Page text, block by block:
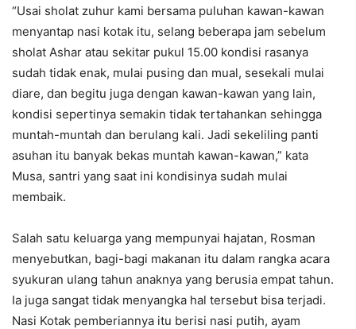
“Usai sholat zuhur kami bersama puluhan kawan-kawan
menyantap nasi kotak itu, selang beberapa jam sebelum
sholat Ashar atau sekitar pukul 15.00 kondisi rasanya
sudah tidak enak, mulai pusing dan mual, sesekali mulai
diare, dan begitu juga dengan kawan-kawan yang lain,
kondisi sepertinya semakin tidak tertahankan sehingga
muntah-muntah dan berulang kali. Jadi sekeliling panti
asuhan itu banyak bekas muntah kawan-kawan,” kata
Musa, santri yang saat ini kondisinya sudah mulai
membaik.
Salah satu keluarga yang mempunyai hajatan, Rosman
menyebutkan, bagi-bagi makanan itu dalam rangka acara
syukuran ulang tahun anaknya yang berusia empat tahun.
Ia juga sangat tidak menyangka hal tersebut bisa terjadi.
Nasi Kotak pemberiannya itu berisi nasi putih, ayam